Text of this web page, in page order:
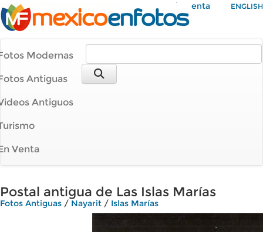
Mi Cuenta ENGLISH
Modernas
Antiguas
Antiguos
Venta
Postal antigua de Las Islas Marías
Fotos Antiguas / Nayarit / Islas Marías